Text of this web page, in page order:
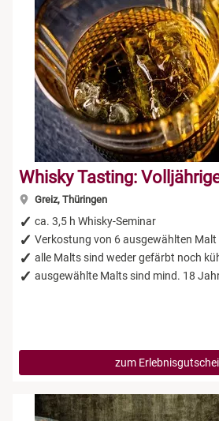
Whisky Tasting:
Greiz, Thüringen
ca. 3,5 h Whisky-Seminar
Verkostung von 6 ausgewählten Malt
alle Malts sind weder gefärbt noch
ausgewählte Malts sind mind. 18
zum